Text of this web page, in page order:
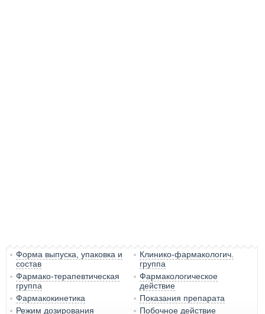
Форма выпуска, упаковка и
состав
Клинико-фармакологич.
группа
Фармако-терапевтическая
группа
Фармакологическое
действие
Фармакокинетика
Показания препарата
Режим дозирования
Побочное действие